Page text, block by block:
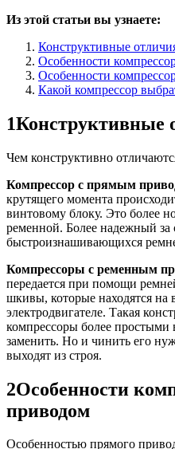
Из этой статьи вы узнаете:
Конструктивные
Особенности
Особенности
Какой компрессор
1Конструктивные
Чем конструктивно
Компрессор с прямым
крутящего момента
винтовому блоку. Это более
ременной. Более надежный за
быстроизнашивающихся
Компрессоры с ременным
передается при помощи
шкивы, которые находятся на
электродвигателе. Такая
компрессоры более простыми
заменить. Но и чинить его
выходят из строя.
2Особенности
приводом
Особенностью прямого